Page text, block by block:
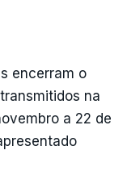
encerram o
na
a 22 de